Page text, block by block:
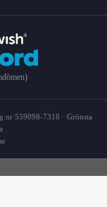
559098-7318 · Grönsta